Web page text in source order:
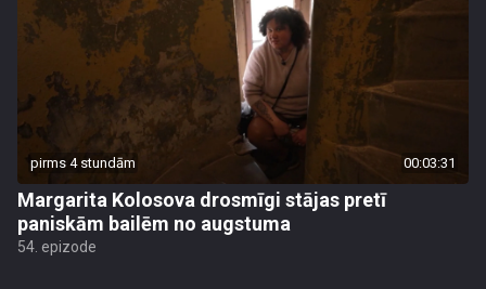
pirms 4 stundām 00:03:31
Margarita Kolosova drosmīgi stājas pretī
paniskām bailēm no augstuma
54. epizode